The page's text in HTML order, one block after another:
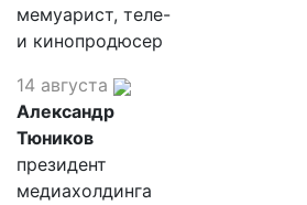
мемуарист, теле-
и кинопродюсер
14 августа
Александр
Тюников
президент
медиахолдинга